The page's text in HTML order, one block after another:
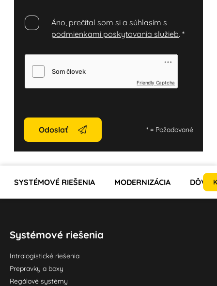
Áno, prečítal som si a súhlasím s
podmienkami poskytovania služieb.*
Friendly Captcha
Odoslať *= Požadované
SYSTÉMOVÉ RIEŠENIA MODERNIZÁCIA
Systémové riešenia
Intralogistické riešenia
Prepravky a boxy
Regálové systémy